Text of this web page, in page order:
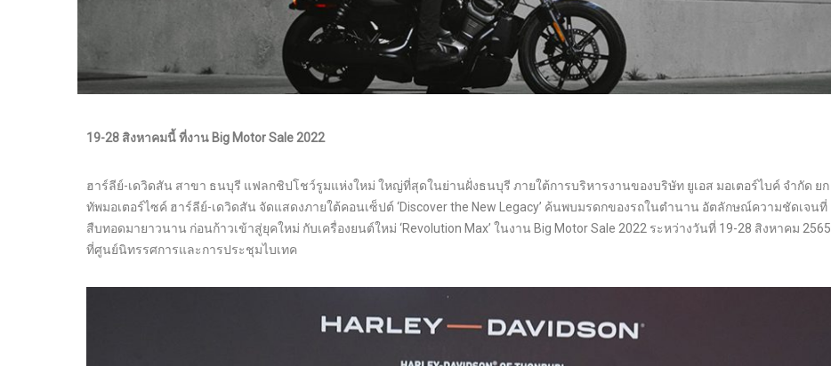
19-28 สิงหาคมนี้ ที่งาน Big Motor Sale 2022
ฮาร์ลีย์-เดวิดสัน สาขา ธนบุรี แฟลกชิปโชว์รูมแห่งใหม่ ใหญ่ที่สุดในย่านฝั่งธนบุรี ภายใต้การบริหารงานของบริษัท ยูเอส มอเตอร์ไบค์ จำกัด ยก
ทัพมอเตอร์ไซค์ ฮาร์ลีย์-เดวิดสัน จัดแสดงภายใต้คอนเซ็ปต์ ‘Discover the New Legacy’ ค้นพบมรดกของรถในตำนาน อัตลักษณ์ความชัดเจนที่
สืบทอดมายาวนาน ก่อนก้าวเข้าสู่ยุคใหม่ กับเครื่องยนต์ใหม่ ‘Revolution Max’ ในงาน Big Motor Sale 2022 ระหว่างวันที่ 19-28 สิงหาคม 2565
ที่ศูนย์นิทรรศการและการประชุมไบเทค